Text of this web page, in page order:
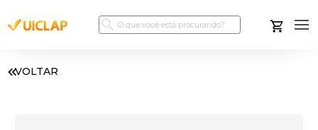
VOLTAR